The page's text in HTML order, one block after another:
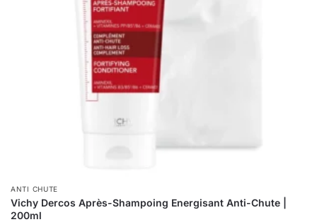
ANTI CHUTE
Vichy Dercos Après-Shampoing Energisant Anti-Chute |
200ml